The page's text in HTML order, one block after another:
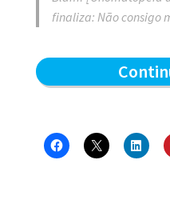
finaliza: Não consigo